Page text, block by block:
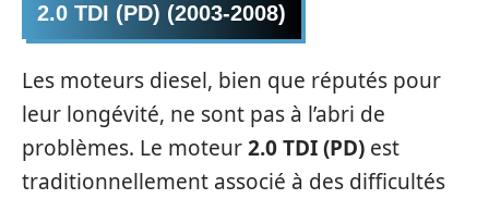
2.0 TDI (PD) (2003-2008)
Les moteurs diesel, bien que réputés pour
leur longévité, ne sont pas à l’abri de
problèmes. Le moteur2.0 TDI (PD) est
traditionnellement associé à des difficultés